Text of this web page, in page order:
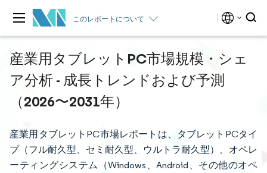
このレポートについて
産業用タブレットPC市場規模・シェ
ア分析 - 成長トレンドおよび予測
（2026〜2031年）
産業用タブレットPC市場レポートは、タブレットPCタイ
プ（フル耐久型、セミ耐久型、ウルトラ耐久型）、オペレ
ーティングシステム（Windows、Android、その他のオペ